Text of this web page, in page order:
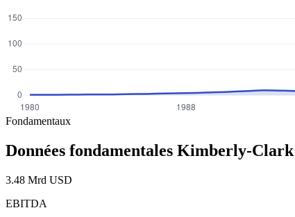
Fondamentaux
Données fondamentales Kimberly-
3.48 Mrd USD
EBITDA